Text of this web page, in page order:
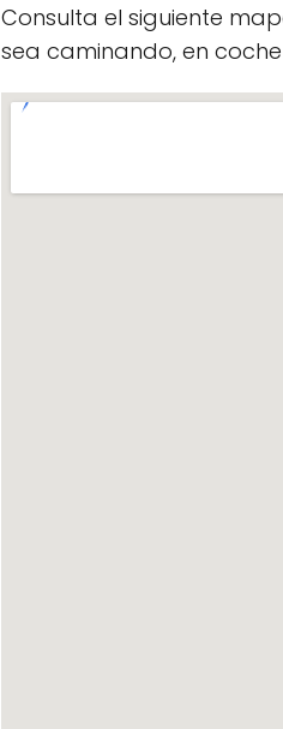
Consulta el siguiente
sea caminando, en